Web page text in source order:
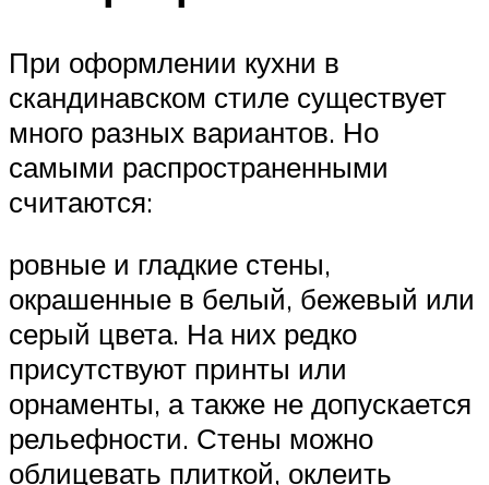
При оформлении кухни в
скандинавском стиле существует
много разных вариантов. Но
самыми распространенными
считаются:
ровные и гладкие стены,
окрашенные в белый, бежевый или
серый цвета. На них редко
присутствуют принты или
орнаменты, а также не допускается
рельефности. Стены можно
облицевать плиткой, оклеить